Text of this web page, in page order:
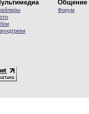
Общение
Форум